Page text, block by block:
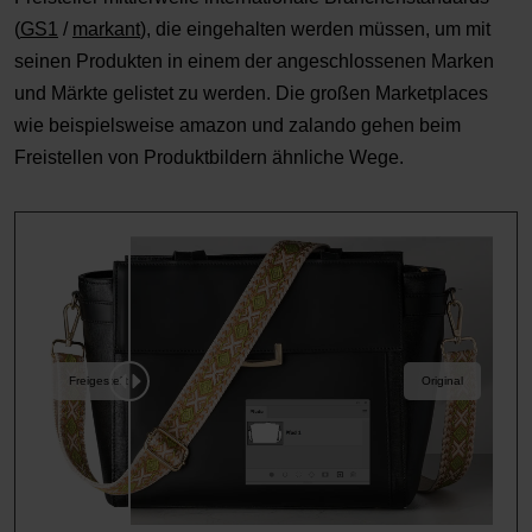
(GS1 / markant), die eingehalten werden müssen, um mit
seinen Produkten in einem der angeschlossenen Marken
und Märkte gelistet zu werden. Die großen Marketplaces
wie beispielsweise amazon und zalando gehen beim
Freistellen von Produktbildern ähnliche Wege.
Freigestellt Original